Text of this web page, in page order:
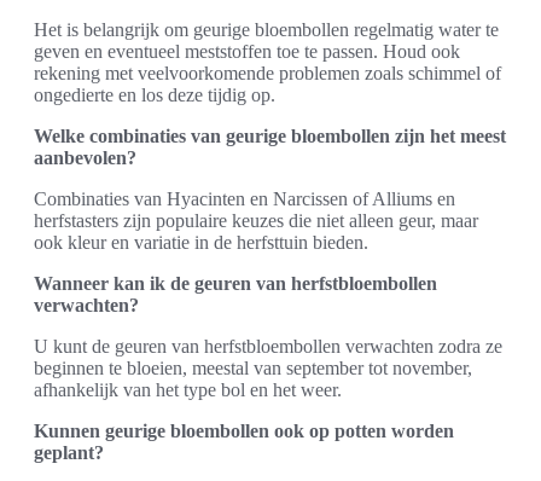
Het is belangrijk om geurige bloembollen regelmatig water te
geven en eventueel meststoffen toe te passen. Houd ook
rekening met veelvoorkomende problemen zoals schimmel of
ongedierte en los deze tijdig op.
Welke combinaties van geurige bloembollen zijn het meest
aanbevolen?
Combinaties van Hyacinten en Narcissen of Alliums en
herfstasters zijn populaire keuzes die niet alleen geur, maar
ook kleur en variatie in de herfsttuin bieden.
Wanneer kan ik de geuren van herfstbloembollen
verwachten?
U kunt de geuren van herfstbloembollen verwachten zodra ze
beginnen te bloeien, meestal van september tot november,
afhankelijk van het type bol en het weer.
Kunnen geurige bloembollen ook op potten worden
geplant?